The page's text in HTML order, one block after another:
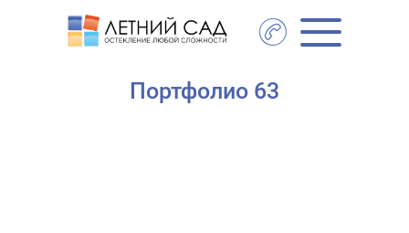
Главная- Портфолио 63
Портфолио 63